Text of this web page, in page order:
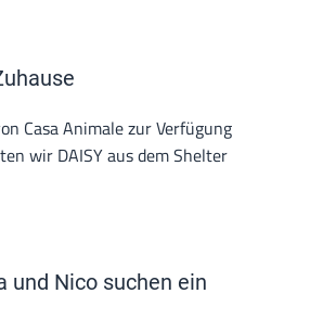
Casa Animale zur Verfügung
wir DAISY aus dem Shelter
und Nico suchen ein